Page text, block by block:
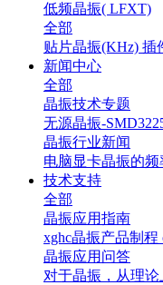
低频晶振( LFXT)
全部
贴片晶振(KHz) 插
新闻中心
全部
晶振技术专题
无源晶振-
晶振行业新闻
电脑显卡晶振的
技术支持
全部
晶振应用指南
xghc晶振产品制程
晶振应用问答
对于晶振，从理论